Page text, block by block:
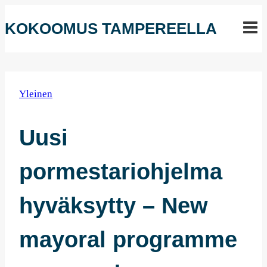
sisältöön
KOKOOMUS TAMPEREELLA
Yleinen
Uusi
pormestariohjelma
hyväksytty – New
mayoral programme